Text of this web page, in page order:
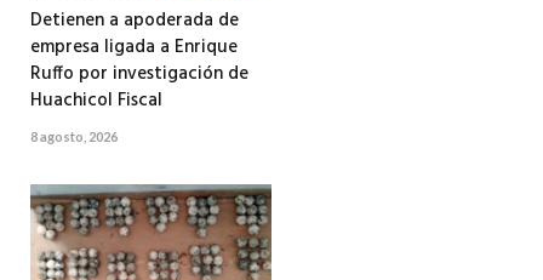
Detienen a apoderada de
empresa ligada a Enrique
Ruffo por investigación de
Huachicol Fiscal
8 agosto, 2026